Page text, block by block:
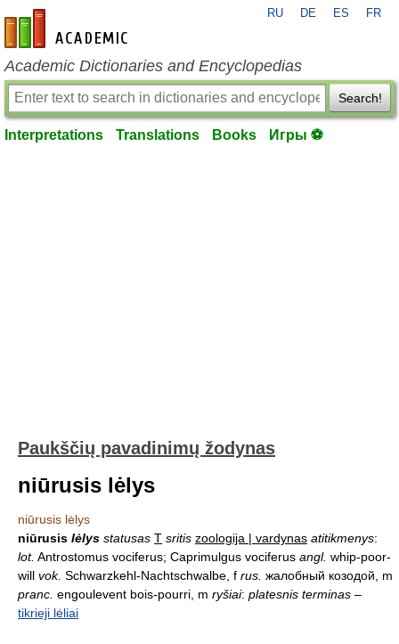
en-academic.com
RU DE ES FR
Academic Dictionaries and Encyclopedias
Search!
Interpretations Translations Books Игры ⚽
Paukščių pavadinimų žodynas
niūrusis lėlys
niūrusis lėlys
niūrusis lėlys statusas T sritis zoologija | vardynas atitikmenys:
lot. Antrostomus vociferus; Caprimulgus vociferus angl. whip-poor-
will vok. Schwarzkehl-Nachtschwalbe, f rus. жалобный козодой, m
pranc. engoulevent bois-pourri, m ryšiai: platesnis terminas –
tikrieji lėliai